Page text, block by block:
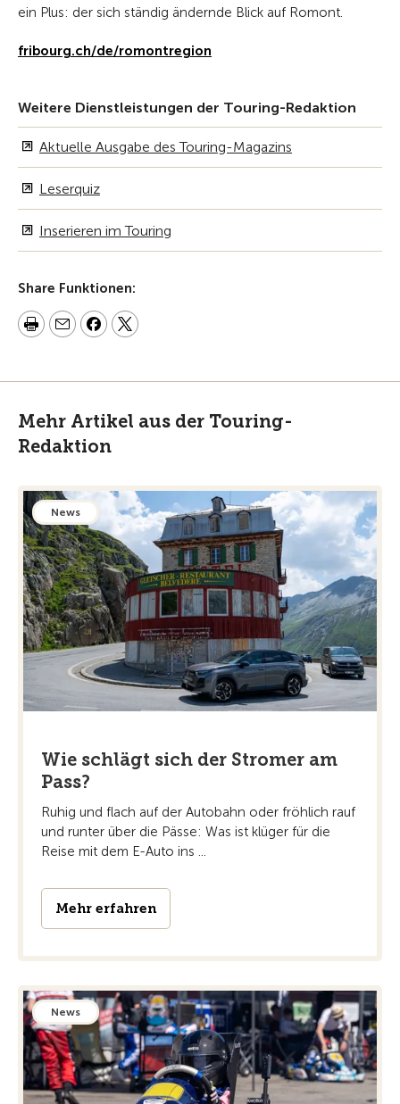
ein Plus: der sich ständig ändernde Blick auf Romont.
fribourg.ch/de/romontregion
Weitere Dienstleistungen der Touring-Redaktion
Aktuelle Ausgabe des Touring-Magazins
Leserquiz
Inserieren im Touring
Share Funktionen:
Mehr Artikel aus der Touring-
Redaktion
News
Wie schlägt sich der Stromer am
Pass?
Ruhig und flach auf der Autobahn oder fröhlich rauf
und runter über die Pässe: Was ist klüger für die
Reise mit dem E-Auto ins ...
Mehr erfahren
News